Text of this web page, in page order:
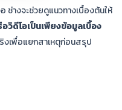
ช่างจะช่วยดูแนวทางเบื้องต้นให้
อวิดีโอเป็นเพียงข้อมูลเบื้อง
งเพื่อแยกสาเหตุก่อนสรุป